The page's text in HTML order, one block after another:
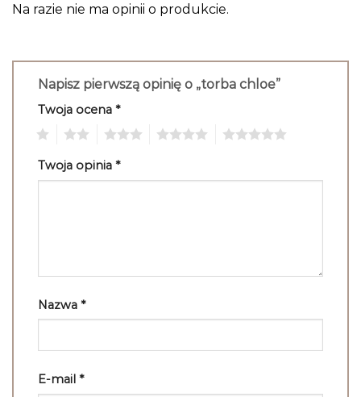
Na razie nie ma opinii o produkcie.
Napisz pierwszą opinię o „torba chloe”
Twoja ocena *
Twoja opinia *
Nazwa *
E-mail *